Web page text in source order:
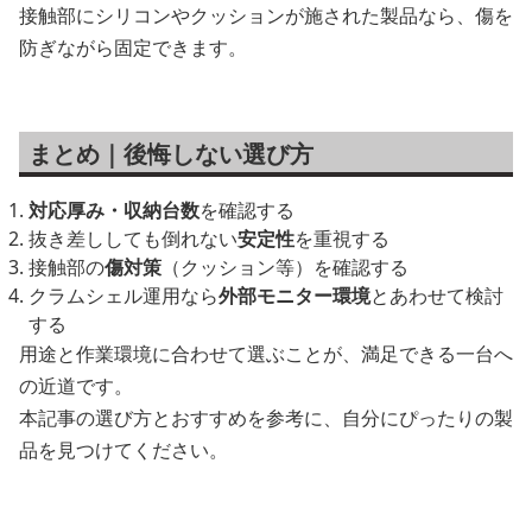
接触部にシリコンやクッションが施された製品なら、傷を
防ぎながら固定できます。
まとめ｜後悔しない選び方
対応厚み・収納台数を確認する
抜き差ししても倒れない安定性を重視する
接触部の傷対策 （クッション等）を確認する
クラムシェル運用なら外部モニター環境とあわせて検討
する
用途と作業環境に合わせて選ぶことが、満足できる一台へ
の近道です。
本記事の選び方とおすすめを参考に、自分にぴったりの製
品を見つけてください。